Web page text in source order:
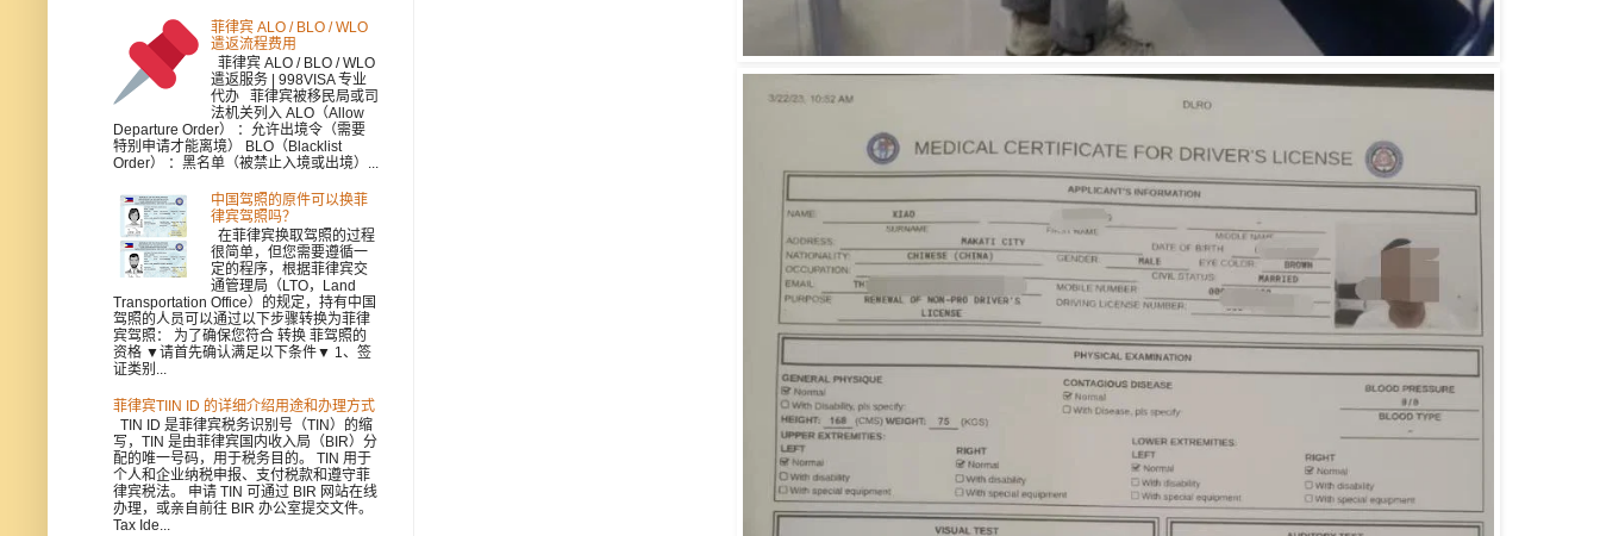
菲律宾 ALO / BLO / WLO
遣返流程费用
菲律宾 ALO / BLO / WLO
遣返服务 | 998VISA 专业
代办 菲律宾被移民局或司
法机关列入 ALO（Allow
Departure Order） ：允许出境令（需要
特别申请才能离境） BLO（Blacklist
Order） ：黑名单（被禁止入境或出境）...
中国驾照的原件可以换菲
律宾驾照吗？
在菲律宾换取驾照的过程
很简单，但您需要遵循一
定的程序，根据菲律宾交
通管理局（LTO，Land
Transportation Office）的规定，持有中国
驾照的人员可以通过以下步骤转换为菲律
宾驾照： 为了确保您符合 转换 菲驾照的
资格 ▼请首先确认满足以下条件▼ 1、签
证类别...
菲律宾TIIN ID 的详细介绍用途和办理方式
TIN ID 是菲律宾税务识别号（TIN）的缩
写，TIN 是由菲律宾国内收入局（BIR）分
配的唯一号码，用于税务目的。 TIN 用于
个人和企业纳税申报、支付税款和遵守菲
律宾税法。 申请 TIN 可通过 BIR 网站在线
办理，或亲自前往 BIR 办公室提交文件。
Tax Ide...